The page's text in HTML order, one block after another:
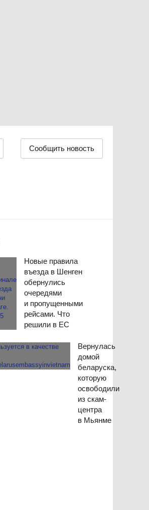
Сообщить новость
Новые правила
въезда в Шенген
обернулись
очередями
и пропущенными
рейсами. Что
решили в ЕС
Вернулась
домой
беларуска,
которую
освободили
из скам-
центра
в Мьянме